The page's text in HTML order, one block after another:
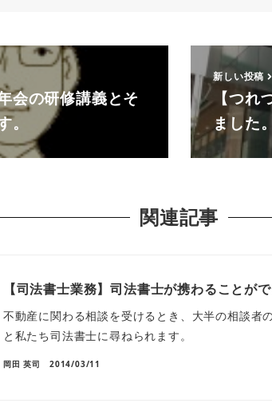
会の研修講義とそ
新しい投稿
【つ
ました。
関連記事
【司法書士業務】司法書士が携わることが
不動産に関わる相談を受けるとき、大半の相談者
と私たち司法書士に尋ねられます。
岡田 英司 2014/03/11